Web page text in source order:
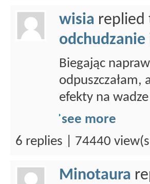
wisia replied
odchudzanie
Biegając
efekty na
see more
6 replies | 74440
Minotaura